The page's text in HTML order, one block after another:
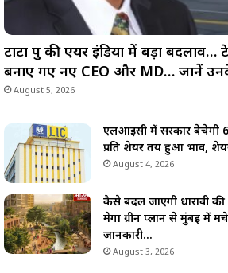
टाटा ग्रुप की एयर इंडिया में बड़ा बदलाव…
बनाए गए नए CEO और MD… जानें
August 5, 2026
एलआईसी में सरकार बेचेगी
प्रति शेयर तय हुआ भाव,
August 4, 2026
कैसे बदल जाएगी धारावी
मेगा ग्रीन प्लान से मुंबई में
जानकारी…
August 3, 2026